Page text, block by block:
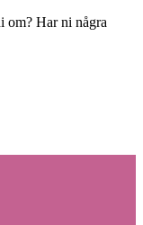
om? Har ni några